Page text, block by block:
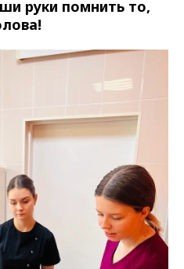
руки помнить то,